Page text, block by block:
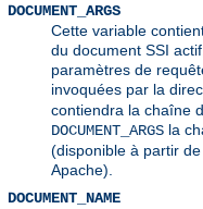
DOCUMENT_ARGS
Cette variable
du document SSI
paramètres de
invoquées par la
contiendra la chaîne
DOCUMENT_ARGS la
(disponible à partir
Apache).
DOCUMENT_NAME